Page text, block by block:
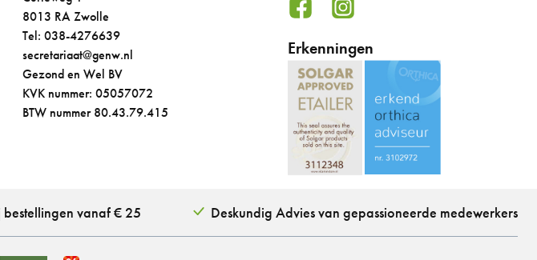
8013 RA Zwolle
Tel: 038-4276639
secretariaat@genw.nl
Gezond en Wel BV
KVK nummer: 05057072
BTW nummer 80.43.79.415
Erkenningen
vanaf € 25 Deskundig Advies van gepassioneerde medewerkers